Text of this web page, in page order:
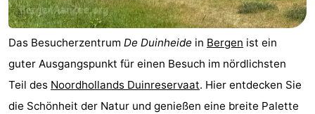
Das Besucherzentrum De Duinheide in Bergen ist ein
guter Ausgangspunkt für einen Besuch im nördlichsten
Teil des Noordhollands Duinreservaat. Hier entdecken Sie
die Schönheit der Natur und genießen eine breite Palette